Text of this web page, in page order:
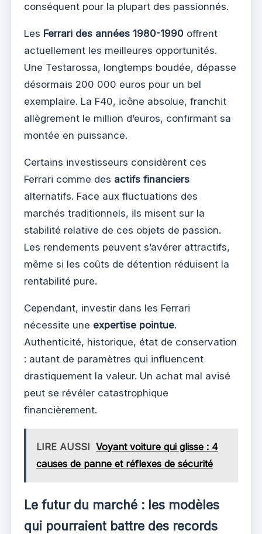
conséquent pour la plupart des passionnés.
Les Ferrari des années 1980-1990 offrent
actuellement les meilleures opportunités.
Une Testarossa, longtemps boudée, dépasse
désormais 200 000 euros pour un bel
exemplaire. La F40, icône absolue, franchit
allègrement le million d’euros, confirmant sa
montée en puissance.
Certains investisseurs considèrent ces
Ferrari comme des actifs financiers
alternatifs. Face aux fluctuations des
marchés traditionnels, ils misent sur la
stabilité relative de ces objets de passion.
Les rendements peuvent s’avérer attractifs,
même si les coûts de détention réduisent la
rentabilité pure.
Cependant, investir dans les Ferrari
nécessite une expertise pointue.
Authenticité, historique, état de conservation
: autant de paramètres qui influencent
drastiquement la valeur. Un achat mal avisé
peut se révéler catastrophique
financièrement.
LIRE AUSSI Voyant voiture qui glisse : 4
causes de panne et réflexes de sécurité
Le futur du marché : les modèles
qui pourraient battre des records